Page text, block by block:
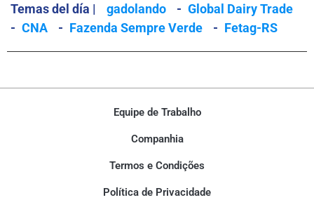
Temas del día | gadolando - Global Dairy Trade
- CNA - Fazenda Sempre Verde - Fetag-RS
Equipe de Trabalho
Companhia
Termos e Condições
Política de Privacidade